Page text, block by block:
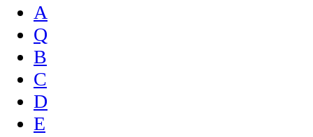
A
Q
B
C
D
E